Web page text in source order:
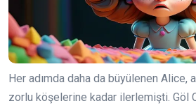
Her adımda daha da büyülenen Alice,
zorlu köşelerine kadar ilerlemişti. Göl